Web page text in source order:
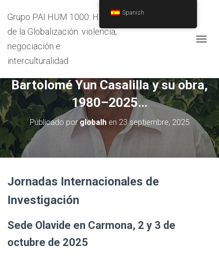
Grupo PAI HUM 1000: Historia
de la Globalización: violencia,
negociación e
interculturalidad
I
A
R
M
D
E
Fronteras de la investigación.
Bartolomé Yun Casalilla y su obra,
1980–2025…
Publicado porglobalhen 23 septiembre, 2025
Jornadas Internacionales de
Investigación
Sede Olavide en Carmona, 2 y 3 de
octubre de 2025
Spanish